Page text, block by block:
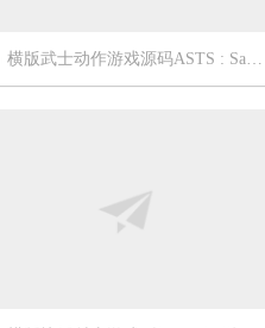
横版武士动作游戏源码ASTS : Samurai Warriors